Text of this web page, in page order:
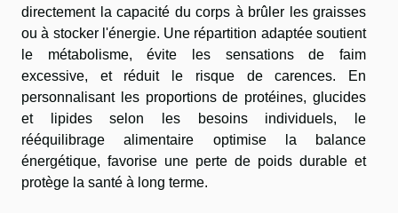
directement la capacité du corps à brûler les graisses
ou à stocker l'énergie. Une répartition adaptée soutient
le métabolisme, évite les sensations de faim
excessive, et réduit le risque de carences. En
personnalisant les proportions de protéines, glucides
et lipides selon les besoins individuels, le
rééquilibrage alimentaire optimise la balance
énergétique, favorise une perte de poids durable et
protège la santé à long terme.